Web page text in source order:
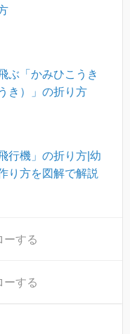
ぶ「かみひこうき
き）」の折り方
行機」の折り方|幼
り方を図解で解説
ーする
ーする